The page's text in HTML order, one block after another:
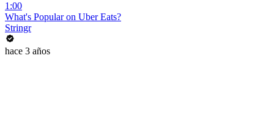
1:00
What's Popular on Uber Eats?
Stringr
hace 3 años